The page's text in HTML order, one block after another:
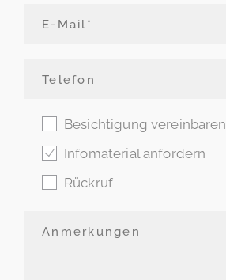
Besichtigung vereinbaren
Infomaterial anfordern
Rückruf